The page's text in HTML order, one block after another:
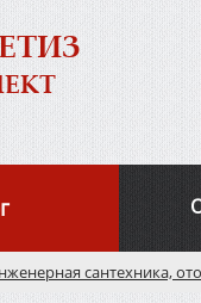
сантехника,